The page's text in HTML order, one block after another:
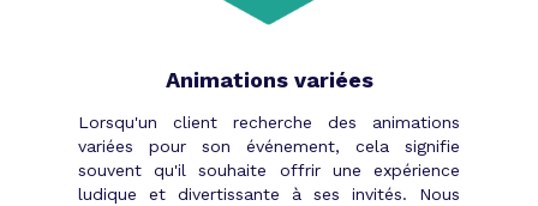
Animations variées
Lorsqu'un client recherche des animations
variées pour son événement, cela signifie
souvent qu'il souhaite offrir une expérience
ludique et divertissante à ses invités. Nous